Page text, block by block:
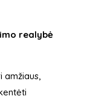
realybė
amžiaus,